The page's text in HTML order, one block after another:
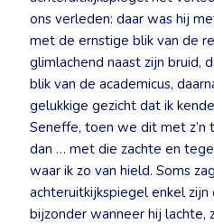
ons verleden: daar was hij
met de ernstige blik van de
glimlachend naast zijn bruid,
blik van de academicus,
gelukkige gezicht dat ik
Seneffe, toen we dit met z’n
dan … met die zachte en
waar ik zo van hield. Soms
achteruitkijkspiegel enkel zijn
bijzonder wanneer hij lachte,